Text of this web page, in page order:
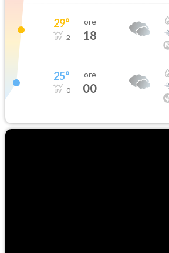
29°
2
ore
18
25°
0
ore
00